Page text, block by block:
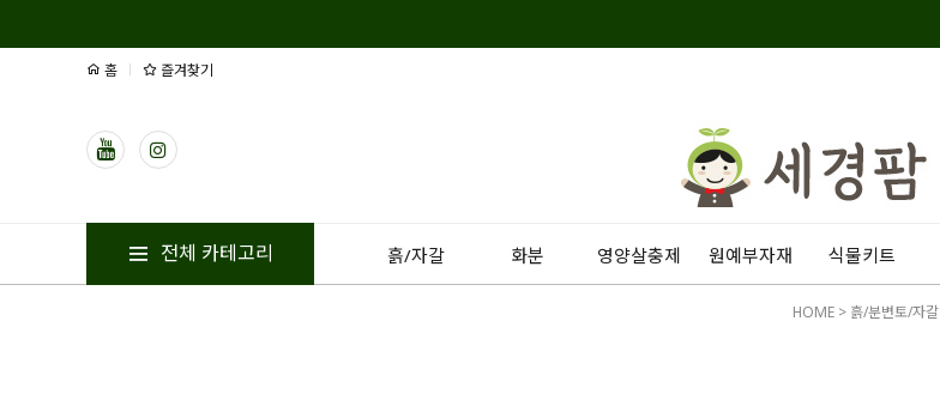
홈 즐겨찾기
전체 카테고리 흙/자갈 화분 영양살충제 원예부자재 식물키트
HOME > 흙/분변토/자갈